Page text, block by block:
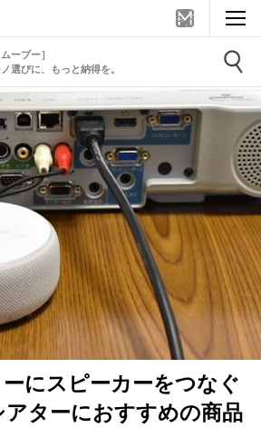
ムーブー］
選びに、もっと納得を。
にスピーカーをつなぐ
アターにおすすめの商品